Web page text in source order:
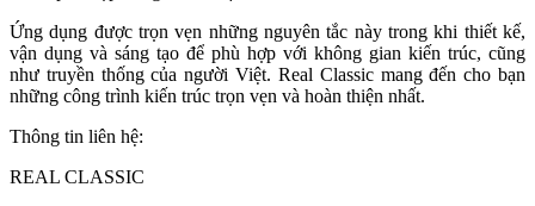
Ứng dụng được trọn vẹn những nguyên tắc này trong khi thiết kế,
vận dụng và sáng tạo để phù hợp với không gian kiến trúc, cũng
như truyền thống của người Việt. Real Classic mang đến cho bạn
những công trình kiến trúc trọn vẹn và hoàn thiện nhất.
Thông tin liên hệ:
REAL CLASSIC